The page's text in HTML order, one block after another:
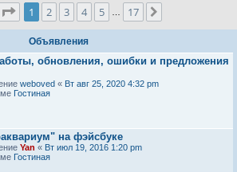
Страница1 из
1 2 3 4 5 17
Объявления
обновления, ошибки и предложения
weboved « Вт авг 25, 2020 4:32 pm
Гостиная
на фэйсбуке
Yan « Вт июл 19, 2016 1:20 pm
Гостиная